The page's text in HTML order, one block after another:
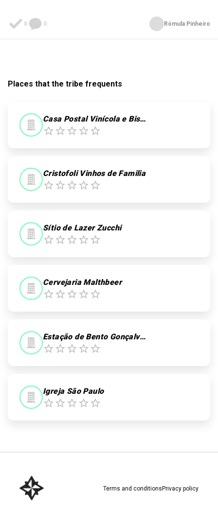
0 0 Rómula Pinheiro
Places that the tribe frequents
Casa Postal Vinícola e Bistrô
Cristofoli Vinhos de Familia
Sítio de Lazer Zucchi
Cervejaria Malthbeer
Estação de Bento Gonçalves
Igreja São Paulo
Terms and conditions Privacy policy